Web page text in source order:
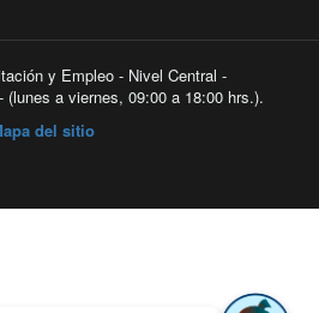
y Empleo - Nivel Central -
(lunes a viernes, 09:00 a 18:00 hrs.).
del sitio